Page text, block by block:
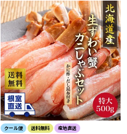
クール便 送料無料 産地直送